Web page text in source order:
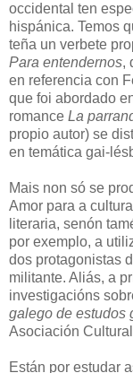
occidental ten
hispánica. Temos
teña un verbete
Para entendernos,
en referencia con
que foi abordado
romance La
propio autor) se
en temática gai-
Mais non só se
Amor para a
literaria, senón
por exemplo, a
dos protagonistas
militante. Aliás, a
investigacións
galego de estudos
Asociación
Están por estudar